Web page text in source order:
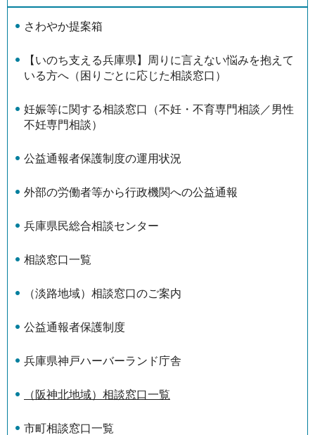
さわやか提案箱
【いのち支える兵庫県】周りに言えない悩みを抱えて
いる方へ（困りごとに応じた相談窓口）
妊娠等に関する相談窓口（不妊・不育専門相談／男性
不妊専門相談）
公益通報者保護制度の運用状況
外部の労働者等から行政機関への公益通報
兵庫県民総合相談センター
相談窓口一覧
（淡路地域）相談窓口のご案内
公益通報者保護制度
兵庫県神戸ハーバーランド庁舎
（阪神北地域）相談窓口一覧
市町相談窓口一覧